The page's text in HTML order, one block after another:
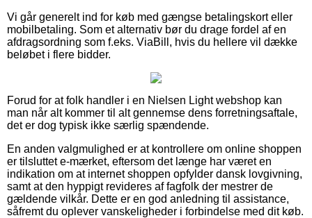
Vi går generelt ind for køb med gængse betalingskort eller
mobilbetaling. Som et alternativ bør du drage fordel af en
afdragsordning som f.eks. ViaBill, hvis du hellere vil dække
beløbet i flere bidder.
Forud for at folk handler i en Nielsen Light webshop kan
man når alt kommer til alt gennemse dens forretningsaftale,
det er dog typisk ikke særlig spændende.
En anden valgmulighed er at kontrollere om online shoppen
er tilsluttet e-mærket, eftersom det længe har været en
indikation om at internet shoppen opfylder dansk lovgivning,
samt at den hyppigt revideres af fagfolk der mestrer de
gældende vilkår. Dette er en god anledning til assistance,
såfremt du oplever vanskeligheder i forbindelse med dit køb.